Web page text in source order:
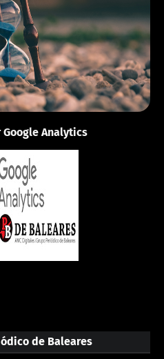
Analytics
de Baleares